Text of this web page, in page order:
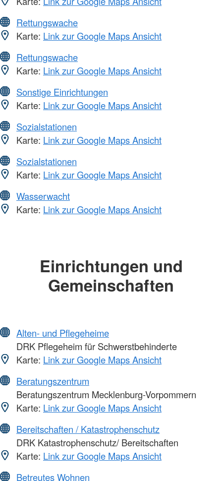
Rettungswache
Karte: Link zur Google Maps Ansicht
Rettungswache
Karte: Link zur Google Maps Ansicht
Sonstige Einrichtungen
Karte: Link zur Google Maps Ansicht
Sozialstationen
Karte: Link zur Google Maps Ansicht
Sozialstationen
Karte: Link zur Google Maps Ansicht
Wasserwacht
Karte: Link zur Google Maps Ansicht
Einrichtungen und
Gemeinschaften
Alten- und Pflegeheime
DRK Pflegeheim für Schwerstbehinderte
Karte: Link zur Google Maps Ansicht
Beratungszentrum
Beratungszentrum Mecklenburg-Vorpommern
Karte: Link zur Google Maps Ansicht
Bereitschaften / Katastrophenschutz
DRK Katastrophenschutz/ Bereitschaften
Karte: Link zur Google Maps Ansicht
Betreutes Wohnen